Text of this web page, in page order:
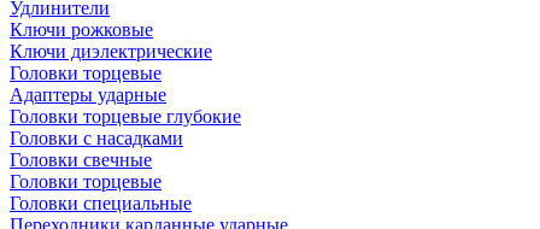
Удлинители
Ключи рожковые
Ключи диэлектрические
Головки торцевые
Адаптеры ударные
Головки торцевые глубокие
Головки с насадками
Головки свечные
Головки торцевые
Головки специальные
Переходники карданные ударные